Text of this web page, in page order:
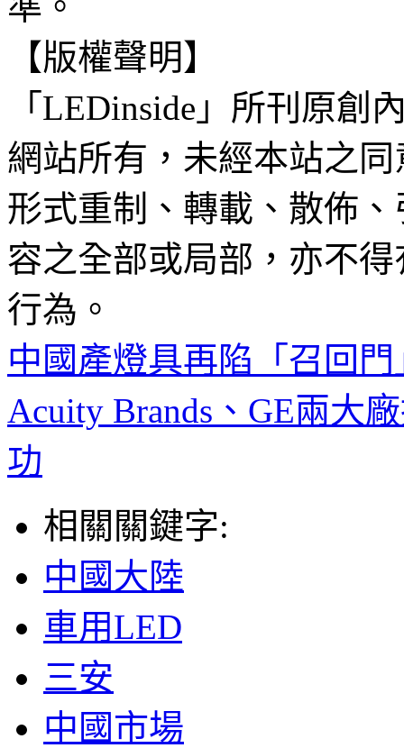
【版權聲明】
「LEDinside」所刊原創
網站所有，未經本站之
形式重制、轉載、散佈
容之全部或局部，亦不
行為。
中國產燈具再陷「召回
Acuity Brands、GE兩大
功
相關關鍵字:
中國大陸
車用LED
三安
中國市場